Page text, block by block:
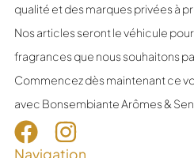
qualité et des marques privées à
Nos articles seront le véhicule
fragrances que nous souhaitons
Commencez dès maintenant ce
avec Bonsembiante Arômes &
Navigation